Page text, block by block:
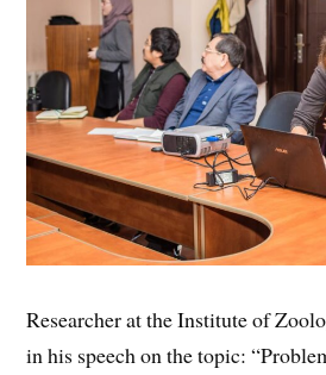
Researcher at the Institute of
in his speech on the topic: